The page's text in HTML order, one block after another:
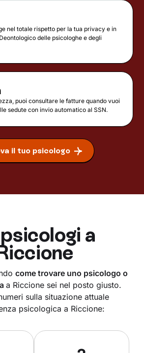
nel totale rispetto per la tua privacy e in
delle psicologhe e degli
puoi consultare le fatture quando vuoi
sedute con invio automatico al SSN.
il tuo psicologo
a
come trovare uno psicologo o
a Riccione sei nel posto giusto.
sulla situazione attuale
psicologica a Riccione: